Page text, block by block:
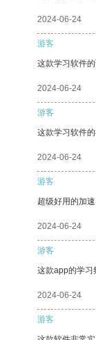
2024-06-24
游客
这款学习软件
2024-06-24
游客
这款学习软件
2024-06-24
游客
超级好用的加
2024-06-24
游客
这款app的学习
2024-06-24
游客